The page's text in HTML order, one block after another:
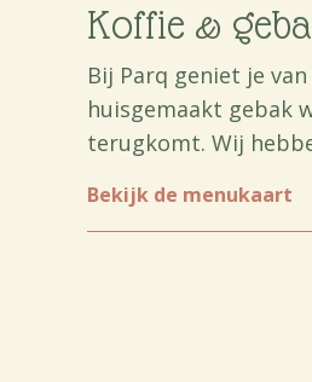
Koffie &
Bij Parq geniet je
huisgemaakt gebak
terugkomt. Wij
Bekijk de menukaart